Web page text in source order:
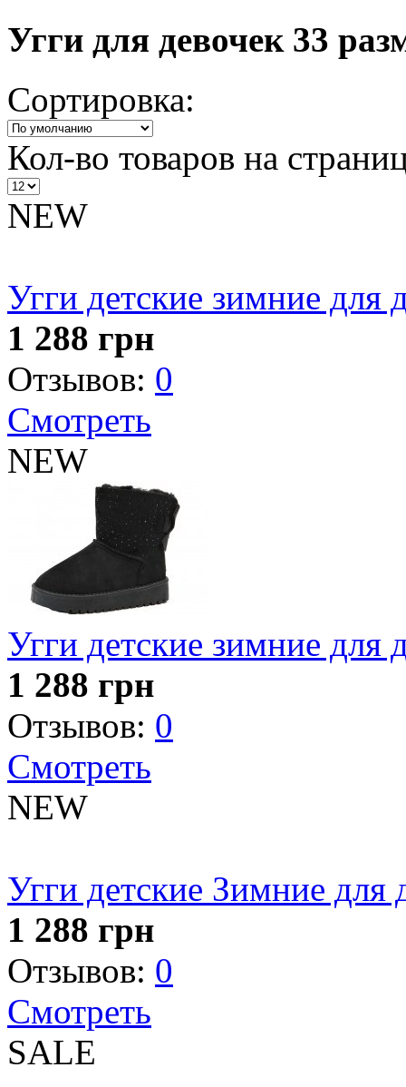
Угги для девочек 33
Сортировка:
Кол-во товаров на
NEW
Угги детские зимние
1 288 грн
Отзывов: 0
Смотреть
NEW
Угги детские зимние
1 288 грн
Отзывов: 0
Смотреть
NEW
Угги детские Зимние
1 288 грн
Отзывов: 0
Смотреть
SALE